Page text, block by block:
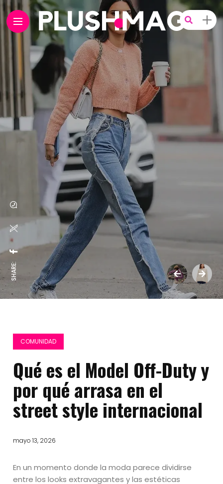
SHARE:
COMUNIDAD
Qué es el Model Off-Duty y
por qué arrasa en el
street style internacional
mayo 13, 2026
En un momento donde la moda parece dividirse
entre los looks extravagantes y las estéticas